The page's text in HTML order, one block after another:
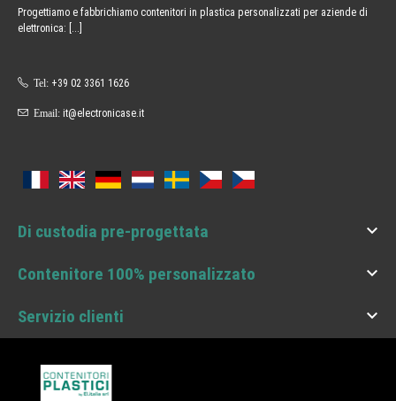
Progettiamo e fabbrichiamo contenitori in plastica personalizzati per aziende di
elettronica: [...]
Tel: +39 02 3361 1626
Email: it@electronicase.it
Di custodia pre-progettata 
Contenitore 100% personalizzato 
Servizio clienti 